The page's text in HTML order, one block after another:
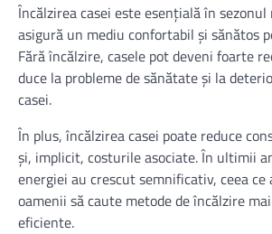
Încălzirea casei este esențială în sezonul
asigură un mediu confortabil și sănătos
Fără încălzire, casele pot deveni foarte
duce la probleme de sănătate și la
casei.
În plus, încălzirea casei poate reduce
și, implicit, costurile asociate. În ultimii
energiei au crescut semnificativ, ceea
oamenii să caute metode de încălzire
eficiente.